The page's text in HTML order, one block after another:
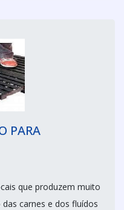
PARA
que produzem muito
carnes e dos fluídos